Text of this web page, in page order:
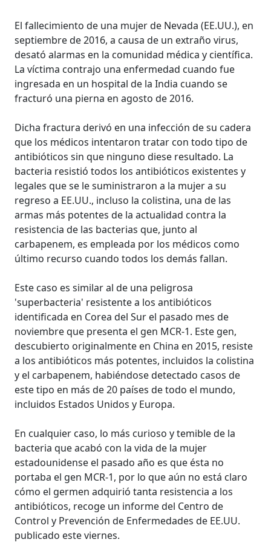
El fallecimiento de una mujer de Nevada (EE.UU.), en
septiembre de 2016, a causa de un extraño virus,
desató alarmas en la comunidad médica y científica.
La víctima contrajo una enfermedad cuando fue
ingresada en un hospital de la India cuando se
fracturó una pierna en agosto de 2016.
Dicha fractura derivó en una infección de su cadera
que los médicos intentaron tratar con todo tipo de
antibióticos sin que ninguno diese resultado. La
bacteria resistió todos los antibióticos existentes y
legales que se le suministraron a la mujer a su
regreso a EE.UU., incluso la colistina, una de las
armas más potentes de la actualidad contra la
resistencia de las bacterias que, junto al
carbapenem, es empleada por los médicos como
último recurso cuando todos los demás fallan.
Este caso es similar al de una peligrosa
'superbacteria' resistente a los antibióticos
identificada en Corea del Sur el pasado mes de
noviembre que presenta el gen MCR-1. Este gen,
descubierto originalmente en China en 2015, resiste
a los antibióticos más potentes, incluidos la colistina
y el carbapenem, habiéndose detectado casos de
este tipo en más de 20 países de todo el mundo,
incluidos Estados Unidos y Europa.
En cualquier caso, lo más curioso y temible de la
bacteria que acabó con la vida de la mujer
estadounidense el pasado año es que ésta no
portaba el gen MCR-1, por lo que aún no está claro
cómo el germen adquirió tanta resistencia a los
antibióticos, recoge un informe del Centro de
Control y Prevención de Enfermedades de EE.UU.
publicado este viernes.